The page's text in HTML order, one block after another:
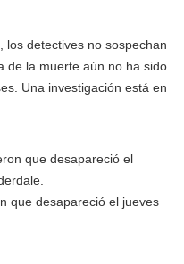
detectives no sospechan
de la muerte aún no ha sido
Una investigación está en
que desapareció el jueves